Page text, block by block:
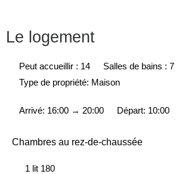
Le logement
Peut accueillir : 14 Salles de bains : 7
Type de propriété: Maison
Arrivé: 16:00 → 20:00 Départ: 10:00
Chambres au rez-de-chaussée
1 lit 180